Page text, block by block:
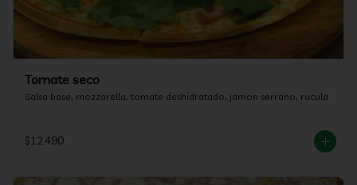
Tomate seco
Salsa base, mozzarella, tomate deshidratado, jamon serrano, rucula
$12.490